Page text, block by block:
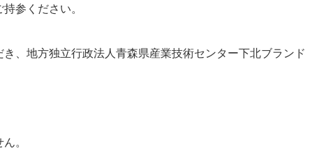
参ください。
き、地方独立行政法人青森県産業技術センター下北ブランド
。